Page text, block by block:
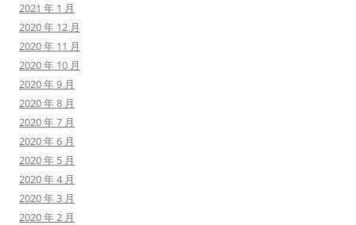
2021 年 1 月
2020 年 12 月
2020 年 11 月
2020 年 10 月
2020 年 9 月
2020 年 8 月
2020 年 7 月
2020 年 6 月
2020 年 5 月
2020 年 4 月
2020 年 3 月
2020 年 2 月